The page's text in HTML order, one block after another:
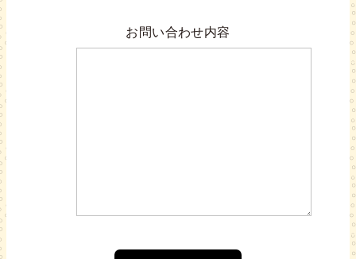
お問い合わせ内容